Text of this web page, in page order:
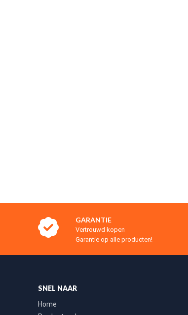
GARANTIE
Vertrouwd kopen
Garantie op alle producten!
SNEL NAAR
Home